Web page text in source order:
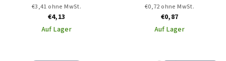
€3,41 ohne MwSt.
€4,13
Auf Lager
€0,72 ohne MwSt.
€0,87
Auf Lager